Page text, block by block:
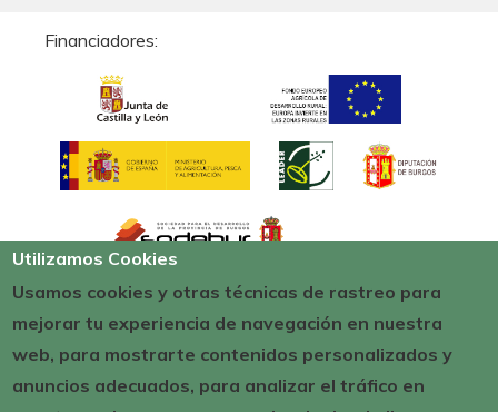
Financiadores:
Utilizamos Cookies
Usamos cookies y otras técnicas de rastreo para
mejorar tu experiencia de navegación en nuestra
web, para mostrarte contenidos personalizados y
anuncios adecuados, para analizar el tráfico en